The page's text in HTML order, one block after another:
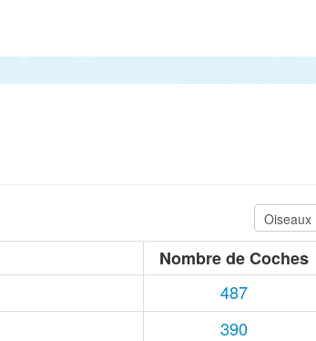
Nombre de Coches
487
390